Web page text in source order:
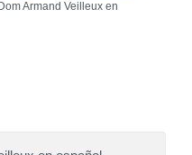
Armand Veilleux en